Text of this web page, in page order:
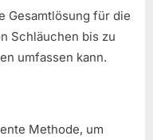
Gesamtlösung für die
Schläuchen bis zu
umfassen kann.
Methode, um